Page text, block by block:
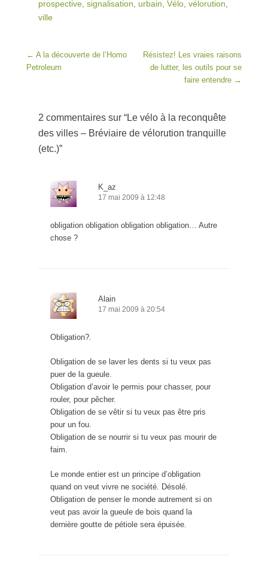
prospective, signalisation, urbain, Vélo, vélorution,
ville
Post navigation
← A la découverte de l’Homo
Petroleum
Résistez! Les vraies raisons
de lutter, les outils pour se
faire entendre →
2 commentaires sur “Le vélo à la reconquête
des villes – Bréviaire de vélorution tranquille
(etc.)”
K_az
17 mai 2009 à 12:48
obligation obligation obligation obligation… Autre
chose ?
Alain
17 mai 2009 à 20:54
Obligation?.
Obligation de se laver les dents si tu veux pas
puer de la gueule.
Obligation d’avoir le permis pour chasser, pour
rouler, pour pêcher.
Obligation de se vêtir si tu veux pas être pris
pour un fou.
Obligation de se nourrir si tu veux pas mourir de
faim.
Le monde entier est un principe d’obligation
quand on veut vivre ne société. Désolé.
Obligation de penser le monde autrement si on
veut pas avoir la gueule de bois quand la
dernière goutte de pétiole sera épuisée.